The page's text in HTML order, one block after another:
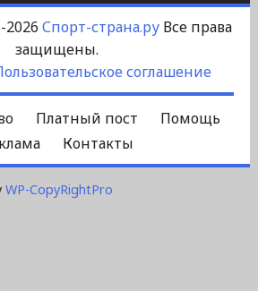
Спорт-страна.руВсе права
защищены.
соглашение
Платный пост
Помощь
Контакты
WP-CopyRightPro